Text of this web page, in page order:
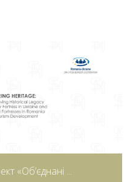
«Об’єднані ...